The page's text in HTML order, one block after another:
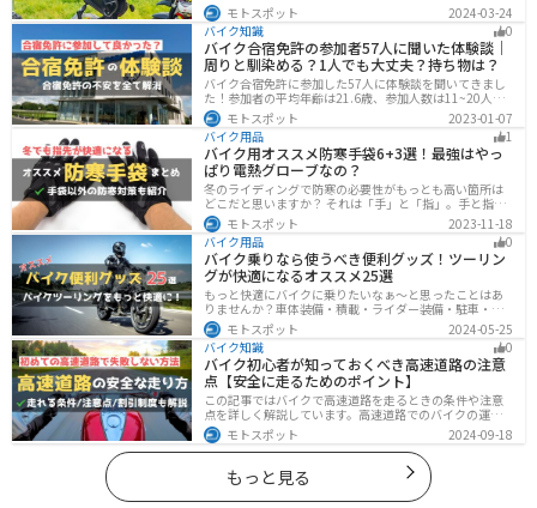
全に運転するための機器です。インカムでできることや
メリットデメリットなどまとめましたので、気になって
いる人はぜひ参考にしてください。
モトスポット
2024-03-24
バイク知識
0
バイク合宿免許の参加者57人に聞いた体験談｜
周りと馴染める？1人でも大丈夫？持ち物は？
バイク合宿免許に参加した57人に体験談を聞いてきまし
た！参加者の平均年齢は21.6歳、参加人数は11~20人な
ど統計情報や人間関係はどうだったのか、持っていくべ
きものなど参加する前に知っておきたい情報をまとめま
した。
モトスポット
2023-01-07
バイク用品
1
バイク用オススメ防寒手袋6+3選！最強はやっ
ぱり電熱グローブなの？
冬のライディングで防寒の必要性がもっとも高い箇所は
どこだと思いますか？ それは「手」と「指」。手と指が
冷えてしまうと、防寒ジャケットをいくら着込んでも寒
さから逃れることはできません。そんな防寒の要となる
オススメ防寒手袋を紹介します。
モトスポット
2023-11-18
バイク用品
0
バイク乗りなら使うべき便利グッズ！ツーリン
グが快適になるオススメ25選
もっと快適にバイクに乗りたいなぁ〜と思ったことはあ
りませんか？車体装備・積載・ライダー装備・駐車・メ
ンテ・トラブル対応の6ジャンルで、バイクをもっと快適
にするオススメ便利グッズを紹介します！
モトスポット
2024-05-25
バイク知識
0
バイク初心者が知っておくべき高速道路の注意
点【安全に走るためのポイント】
この記事ではバイクで高速道路を走るときの条件や注意
点を詳しく解説しています。高速道路でのバイクの運転
に不安を感じていませんか？実は安全に運転するには、
走行条件や注意点を正しく理解することが大切です。高
速道路でも安全にバイクの運転を楽しむ方法を紹介しま
モトスポット 2024-09-18
もっと見る